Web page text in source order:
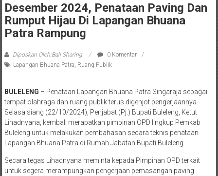
Desember 2024, Penataan Paving Dan
Rumput Hijau Di Lapangan Bhuana
Patra Rampung
Diposkan Oleh:Bali Sharing
0 Komentar
Lapangan Bhuana Patra Ruang Publik
BULELENG – Penataan Lapangan Bhuana Patra Singaraja sebagai
tempat olahraga dan ruang publik terus digenjot pengerjaannya.
Selasa siang (22/10/2024), Penjabat (Pj.) Bupati Buleleng, Ketut
Lihadnyana, kembali merapatkan pimpinan OPD lingkup Pemkab
Buleleng untuk melakukan pembahasan secara teknis penataan
Lapangan Bhuana Patra di Rumah Jabatan Bupati Buleleng.
Secara tegas Lihadnyana meminta kepada Pimpinan OPD terkait
untuk segera merampungkan pengerjaan pemasangan paving